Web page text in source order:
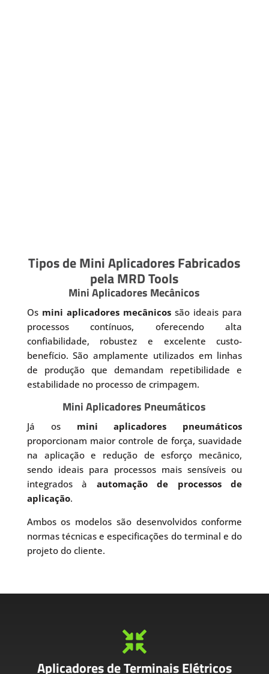
Tipos de Mini Aplicadores Fabricados
pela MRD Tools
Mini Aplicadores Mecânicos
Os mini aplicadores mecânicos são ideais para
processos contínuos, oferecendo alta
confiabilidade, robustez e excelente custo-
benefício. São amplamente utilizados em linhas
de produção que demandam repetibilidade e
estabilidade no processo de crimpagem.
Mini Aplicadores Pneumáticos
Já os mini aplicadores pneumáticos
proporcionam maior controle de força, suavidade
na aplicação e redução de esforço mecânico,
sendo ideais para processos mais sensíveis ou
integrados à automação de processos de
aplicação.
Ambos os modelos são desenvolvidos conforme
normas técnicas e especificações do terminal e do
projeto do cliente.

Aplicadores de Terminais Elétricos